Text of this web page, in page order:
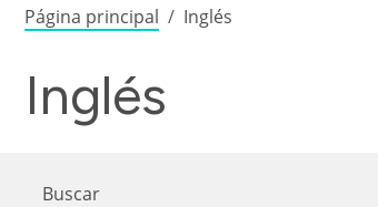
Sobrescribir
Página principal Inglés
Inglés
Buscar